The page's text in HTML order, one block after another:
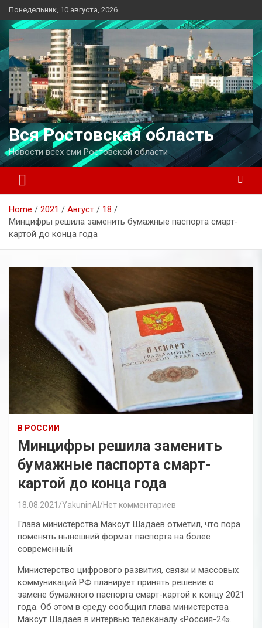
Перейти
к
содержимому
Понедельник, 10 августа, 2026
Вся Ростовская область
Новости всех сми Ростовской области
Home 2021 Август
18
Минцифры решила заменить бумажные паспорта смарт-
картой до конца года
В РОССИИ
Минцифры решила заменить
бумажные паспорта смарт-
картой до конца года
18.08.2021 YakuninAI Нет комментариев
Глава министерства Максут Шадаев отметил, что пора
поменять нынешний формат паспорта на более
современный
Министерство цифрового развития, связи и массовых
коммуникаций РФ планирует принять решение о
замене бумажного паспорта смарт-картой к концу 2021
года. Об этом в среду сообщил глава министерства
Максут Шадаев в интервью телеканалу «Россия-24».